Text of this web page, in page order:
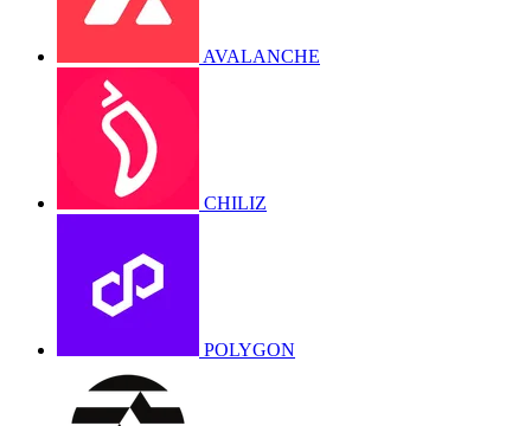
AVALANCHE
CHILIZ
POLYGON